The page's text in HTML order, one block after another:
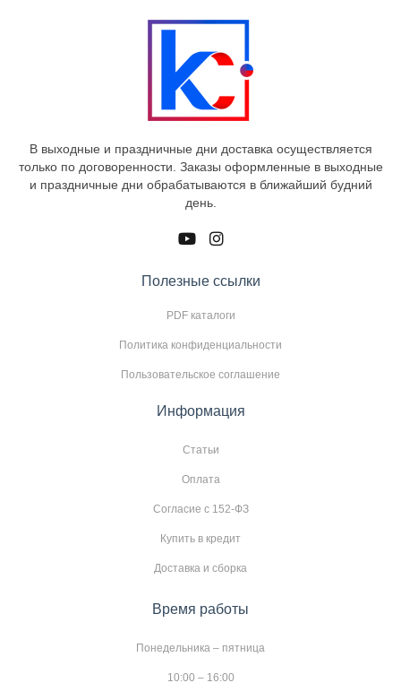
В выходные и праздничные дни доставка осуществляется
только по договоренности. Заказы оформленные в выходные
и праздничные дни обрабатываются в ближайший будний
день.
Полезные ссылки
PDF каталоги
Политика конфиденциальности
Пользовательское соглашение
Информация
Статьи
Оплата
Согласие с 152-ФЗ
Купить в кредит
Доставка и сборка
Время работы
Понедельника – пятница
10:00 – 16:00